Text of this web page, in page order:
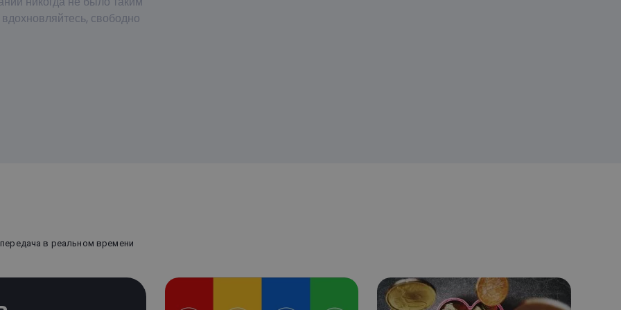
свободно
в реальном времени